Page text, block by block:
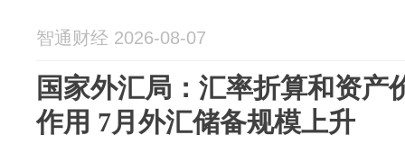
智通财经 2026-08-07
国家外汇局：汇率折算和资产
作用 7月外汇储备规模上升